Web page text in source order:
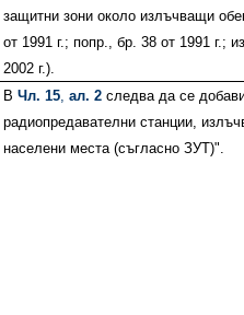
защитни зони около излъчващи
от 1991 г.; попр., бр. 38 от 1991 г.;
2002 г.).
ВЧл. 15 ,ал. 2 следва да се
радиопредавателни станции,
населени места (съгласно ЗУТ)".